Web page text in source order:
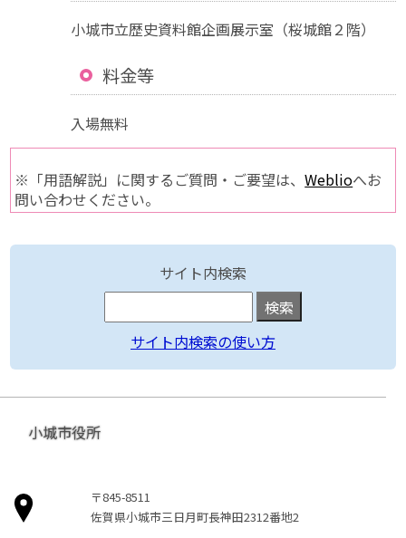
小城市立歴史資料館企画展示室（桜城館２階）
料金等
入場無料
※「用語解説」に関するご質問・ご要望は、Weblioへお
問い合わせください。
サイト内検索
サイト内検索の使い方
小城市役所
〒845-8511
佐賀県小城市三日月町長神田2312番地2